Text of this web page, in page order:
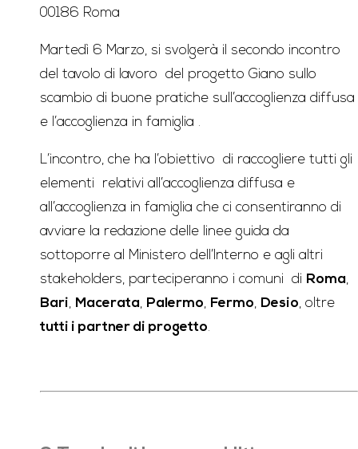
00186 Roma
Martedì 6 Marzo, si svolgerà il secondo incontro
del tavolo di lavoro del progetto Giano sullo
scambio di buone pratiche sull’accoglienza diffusa
e l’accoglienza in famiglia .
L’incontro, che ha l’obiettivo di raccogliere tutti gli
elementi relativi all’accoglienza diffusa e
all’accoglienza in famiglia che ci consentiranno di
avviare la redazione delle linee guida da
sottoporre al Ministero dell’Interno e agli altri
stakeholders, parteciperanno i comuni di Roma,
Bari, Macerata, Palermo, Fermo, Desio, oltre
tutti i partner di progetto.